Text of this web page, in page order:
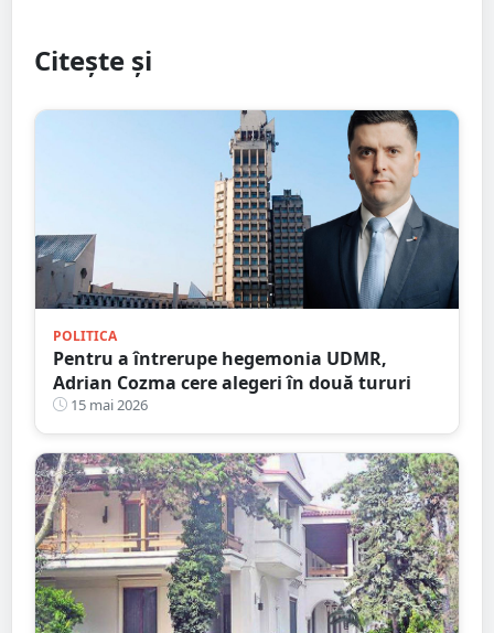
Citește și
POLITICA
Pentru a întrerupe hegemonia UDMR,
Adrian Cozma cere alegeri în două tururi
15 mai 2026